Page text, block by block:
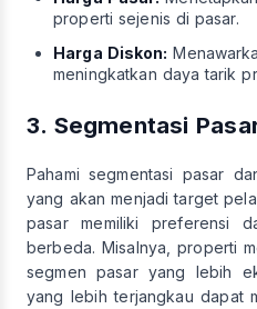
properti sejenis di pasar.
Harga Diskon:
meningkatkan daya tarik
3. Segmentasi
Pahami segmentasi pasar
yang akan menjadi target
pasar memiliki preferensi
berbeda. Misalnya, properti
segmen pasar yang lebih
yang lebih terjangkau dapat